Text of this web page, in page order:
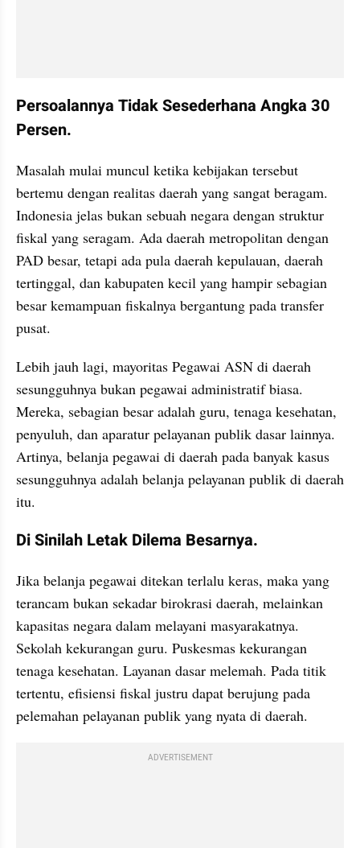
Persoalannya Tidak Sesederhana Angka 30
Persen.
Masalah mulai muncul ketika kebijakan tersebut
bertemu dengan realitas daerah yang sangat beragam.
Indonesia jelas bukan sebuah negara dengan struktur
fiskal yang seragam. Ada daerah metropolitan dengan
PAD besar, tetapi ada pula daerah kepulauan, daerah
tertinggal, dan kabupaten kecil yang hampir sebagian
besar kemampuan fiskalnya bergantung pada transfer
pusat.
Lebih jauh lagi, mayoritas Pegawai ASN di daerah
sesungguhnya bukan pegawai administratif biasa.
Mereka, sebagian besar adalah guru, tenaga kesehatan,
penyuluh, dan aparatur pelayanan publik dasar lainnya.
Artinya, belanja pegawai di daerah pada banyak kasus
sesungguhnya adalah belanja pelayanan publik di daerah
itu.
Di Sinilah Letak Dilema Besarnya.
Jika belanja pegawai ditekan terlalu keras, maka yang
terancam bukan sekadar birokrasi daerah, melainkan
kapasitas negara dalam melayani masyarakatnya.
Sekolah kekurangan guru. Puskesmas kekurangan
tenaga kesehatan. Layanan dasar melemah. Pada titik
tertentu, efisiensi fiskal justru dapat berujung pada
pelemahan pelayanan publik yang nyata di daerah.
ADVERTISEMENT